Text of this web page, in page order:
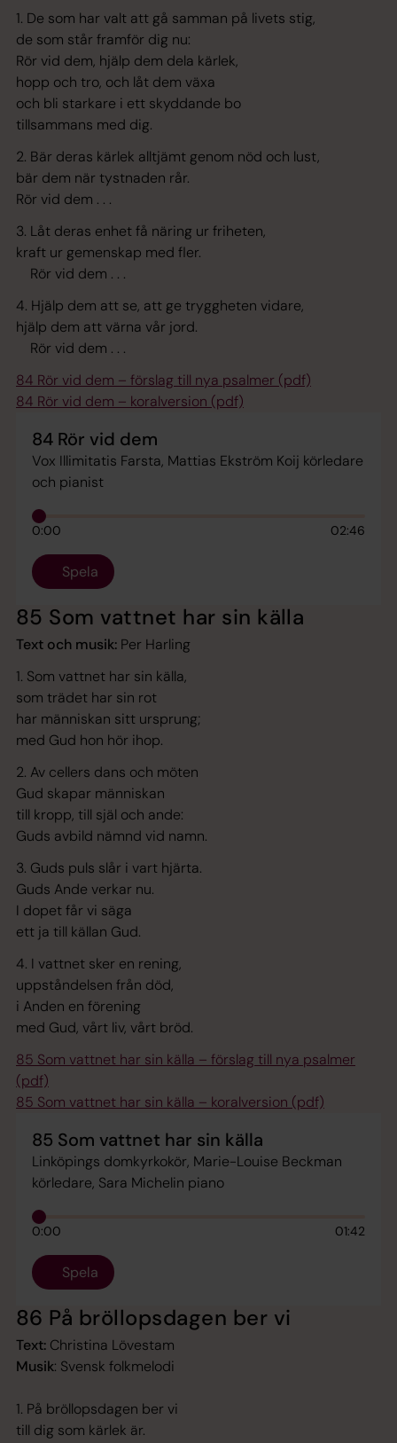
1. De som har valt att gå samman på livets stig,
de som står framför dig nu:
Rör vid dem, hjälp dem dela kärlek,
hopp och tro, och låt dem växa
och bli starkare i ett skyddande bo
tillsammans med dig.
2. Bär deras kärlek alltjämt genom nöd och lust,
bär dem när tystnaden rår.
Rör vid dem . . .
3. Låt deras enhet få näring ur friheten,
kraft ur gemenskap med fler.
Rör vid dem . . .
4. Hjälp dem att se, att ge tryggheten vidare,
hjälp dem att värna vår jord.
Rör vid dem . . .
84 Rör vid dem – förslag till nya psalmer (pdf)
84 Rör vid dem – koralversion (pdf)
84 Rör vid dem
Vox Illimitatis Farsta, Mattias Ekström Koij körledare
och pianist
0:00 02:46
Spela
85 Som vattnet har sin källa
Text och musik: Per Harling
1. Som vattnet har sin källa,
som trädet har sin rot
har människan sitt ursprung;
med Gud hon hör ihop.
2. Av cellers dans och möten
Gud skapar människan
till kropp, till själ och ande:
Guds avbild nämnd vid namn.
3. Guds puls slår i vart hjärta.
Guds Ande verkar nu.
I dopet får vi säga
ett ja till källan Gud.
4. I vattnet sker en rening,
uppståndelsen från död,
i Anden en förening
med Gud, vårt liv, vårt bröd.
85 Som vattnet har sin källa – förslag till nya psalmer
(pdf)
85 Som vattnet har sin källa – koralversion (pdf)
85 Som vattnet har sin källa
Linköpings domkyrkokör, Marie-Louise Beckman
körledare, Sara Michelin piano
0:00 01:42
Spela
86 På bröllopsdagen ber vi
Text: Christina Lövestam
Musik: Svensk folkmelodi
1. På bröllopsdagen ber vi
till dig som kärlek är.